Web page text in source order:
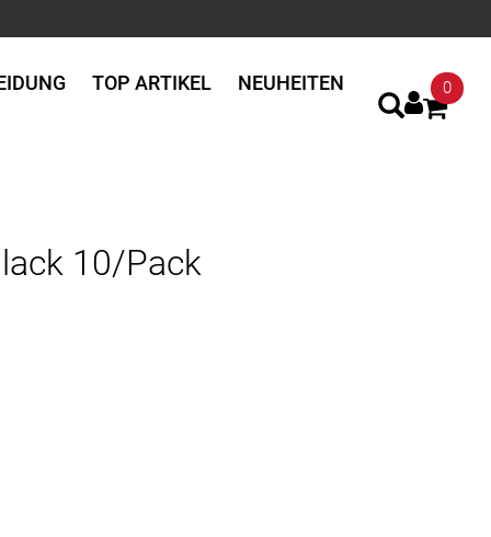
TOP ARTIKEL NEUHEITEN 0
10/Pack